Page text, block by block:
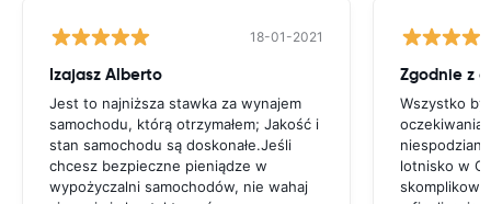
18-01-2021
Izajasz Alberto
Jest to najniższa stawka za wynajem
samochodu, którą otrzymałem; Jakość i
stan samochodu są doskonałe.Jeśli
chcesz bezpieczne pieniądze w
wypożyczalni samochodów, nie wahaj
Zgodnie z
Wszystko
lotnisko w